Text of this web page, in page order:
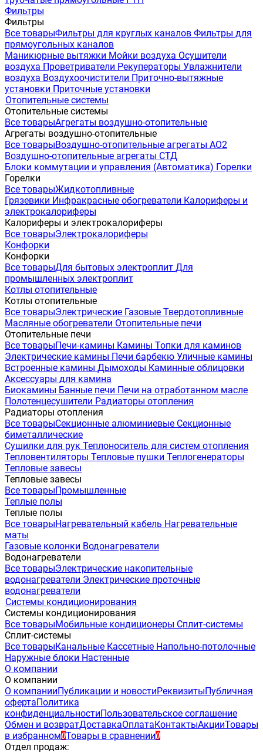
Фильтры
Фильтры
Все товарыФильтры для круглых каналов Фильтры для
прямоугольных каналов
Маникюрные вытяжки Мойки воздуха Осушители
воздуха Проветриватели Рекуператоры Увлажнители
воздуха Воздухоочистители Приточно-вытяжные
установки Приточные установки
Отопительные системы
Отопительные системы
Все товарыАгрегаты воздушно-отопительные
Агрегаты воздушно-отопительные
Все товарыВоздушно-отопительные агрегаты АО2
Воздушно-отопительные агрегаты СТД
Блоки коммутации и управления (Автоматика) Горелки
Горелки
Все товарыЖидкотопливные
Грязевики Инфракрасные обогреватели Калориферы и
электрокалориферы
Калориферы и электрокалориферы
Все товарыЭлектрокалориферы
Конфорки
Конфорки
Все товарыДля бытовых электроплит Для
промышленных электроплит
Котлы отопительные
Котлы отопительные
Все товарыЭлектрические Газовые Твердотопливные
Масляные обогреватели Отопительные печи
Отопительные печи
Все товарыПечи-камины Камины Топки для каминов
Электрические камины Печи барбекю Уличные камины
Встроенные камины Дымоходы Каминные облицовки
Аксессуары для камина
Биокамины Банные печи Печи на отработанном масле
Полотенцесушители Радиаторы отопления
Радиаторы отопления
Все товарыСекционные алюминиевые Секционные
биметаллические
Сушилки для рук Теплоноситель для систем отопления
Тепловентиляторы Тепловые пушки Теплогенераторы
Тепловые завесы
Тепловые завесы
Все товарыПромышленные
Теплые полы
Теплые полы
Все товарыНагревательный кабель Нагревательные
маты
Газовые колонки Водонагреватели
Водонагреватели
Все товарыЭлектрические накопительные
водонагреватели Электрические проточные
водонагреватели
Системы кондиционирования
Системы кондиционирования
Все товарыМобильные кондиционеры Сплит-системы
Сплит-системы
Все товарыКанальные Кассетные Напольно-потолочные
Наружные блоки Настенные
О компании
О компании
О компанииПубликации и новостиРеквизитыПубличная
офертаПолитика
конфиденциальностиПользовательское соглашение
Обмен и возвратДоставкаОплатаКонтактыАкцииТовары
в избранном0Товары в сравнении0
Отдел продаж: